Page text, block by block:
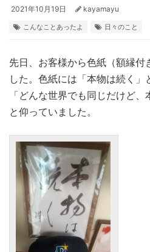
2021年10月19日 kayamayu
こんなことあったよ 日々のこと
先日、お客様から色紙（額縁付
した。色紙には「本物は続く」
「どんな世界でも同じだけど、
と仰っていました。